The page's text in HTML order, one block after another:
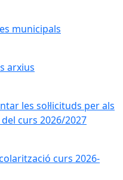
municipals
municipals
arxius
arxius
les sol·licituds per als
les sol·licituds per als
curs 2026/2027
curs 2026-2027
curs 2026-